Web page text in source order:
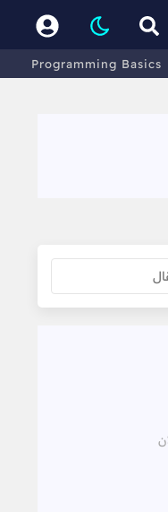
Programming Basics